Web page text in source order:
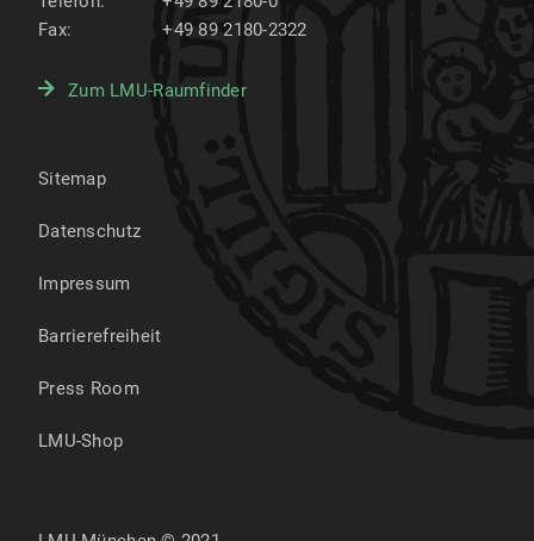
Fax:
+49 89 2180-2322
Zum LMU-Raumfinder
Sitemap
Datenschutz
Impressum
Barrierefreiheit
Press Room
LMU-Shop